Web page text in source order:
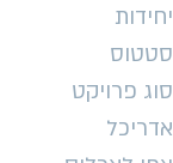
יחידות
סטטוס
סוג פרויקט
אדריכל